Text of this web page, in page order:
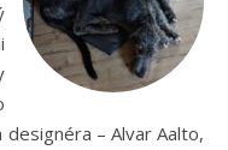
– Alvar Aalto,